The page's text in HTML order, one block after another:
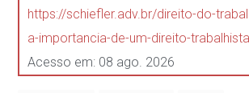
https://schiefler.adv.br/direito-do-
a-importancia-de-um-direito-
Acesso em: 08 ago. 2026